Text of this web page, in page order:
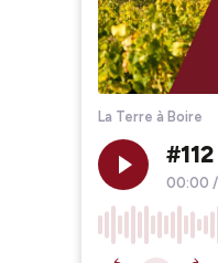
La Terre à Boire
00:00 /